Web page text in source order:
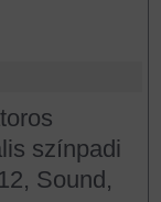
színpadi
Sound,